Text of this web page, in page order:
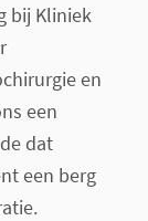
bij Kliniek
en
een
dat
een berg